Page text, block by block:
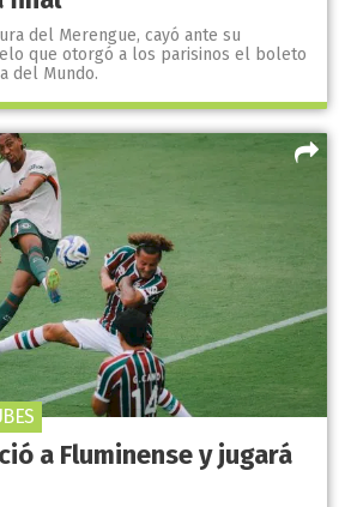
del Merengue, cayó ante su
que otorgó a los parisinos el boleto
del Mundo.
a Fluminense y jugará